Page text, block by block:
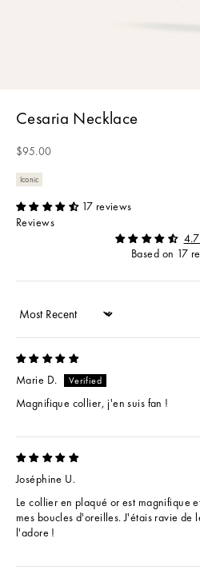
Cesaria Necklace
Sale price
$95.00
Iconic
17 reviews
Reviews
Based on 17
Sort by
Marie D.
Magnifique collier, j'en suis fan !
Joséphine U.
Le collier en plaqué or est magnifique
mes boucles d'oreilles. J'étais ravie de
l'adore !